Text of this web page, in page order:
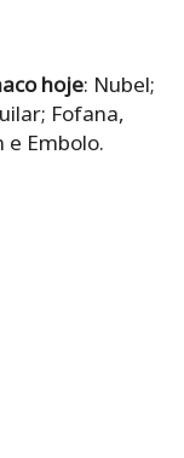
hoje: Nubel;
Fofana,
Embolo.